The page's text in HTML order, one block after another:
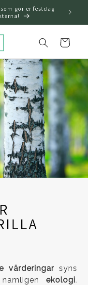
gör er festdag
Varukorg
värderingarsyns
ekologi.